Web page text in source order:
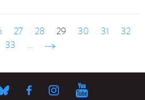
27 28 29 30 31
32
33
… suivant ›